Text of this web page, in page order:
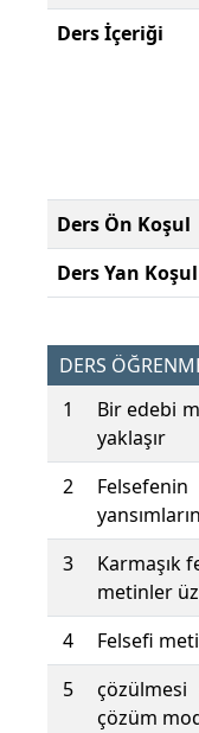
Ders İçeriği
Ders Ön Koşul
Ders Yan Koşul
DERS
1
Bir edebi
yaklaşır
2
3
Karmaşık
metinler
4
Felsefi
5
çözüm